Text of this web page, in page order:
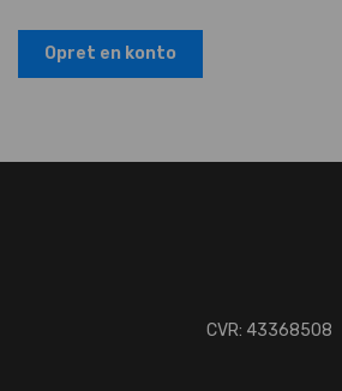
Opret en konto
CVR: 43368508